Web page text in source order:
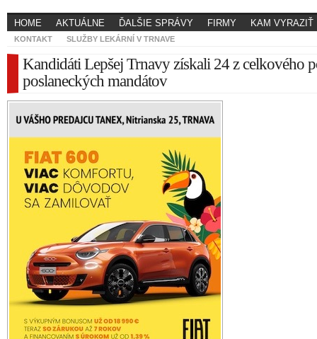
HOME AKTUÁLNE ĎALŠIE SPRÁVY FIRMY KAM VYRAZIŤ
KONTAKT SLUŽBY LEKÁRNÍ V TRNAVE
Kandidáti Lepšej Trnavy získali 24 z celkového
poslaneckých mandátov